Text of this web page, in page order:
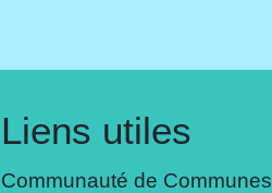
Liens utiles
Communauté de Communes